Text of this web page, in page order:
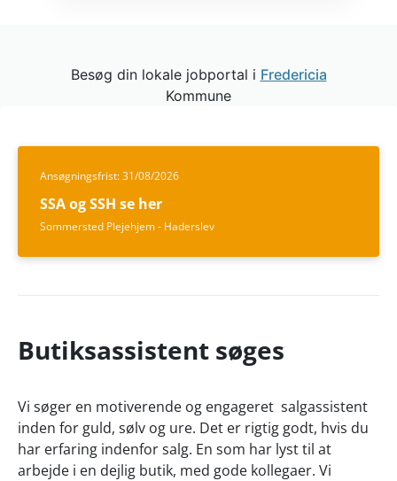
Besøg din lokale jobportal i Fredericia
Kommune
Ansøgningsfrist: 31/08/2026
SSA og SSH se her
Sommersted Plejehjem - Haderslev
Butiksassistent søges
Vi søger en motiverende og engageret salgassistent
inden for guld, sølv og ure. Det er rigtig godt, hvis du
har erfaring indenfor salg. En som har lyst til at
arbejde i en dejlig butik, med gode kollegaer. Vi